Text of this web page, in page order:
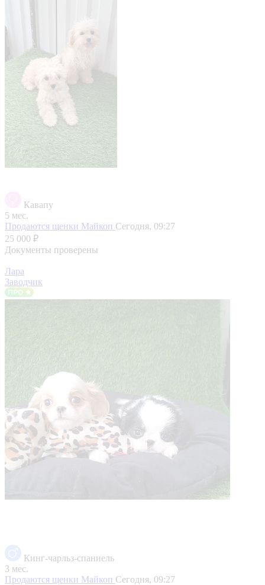
Кавапу
5 мес.
Продаются щенки Майкоп Сегодня, 09:27
25 000 ₽
Документы проверены
Лара
Заводчик
Кинг-чарльз-спаниель
3 мес.
Продаются щенки Майкоп Сегодня, 09:27